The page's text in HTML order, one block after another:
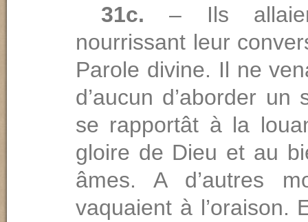
31c.– Ils
nourrissant leur
Parole divine. Il ne
d’aucun d’aborder un
se rapportât à la
gloire de Dieu et au
âmes. A d’autres
vaquaient à l’oraison.